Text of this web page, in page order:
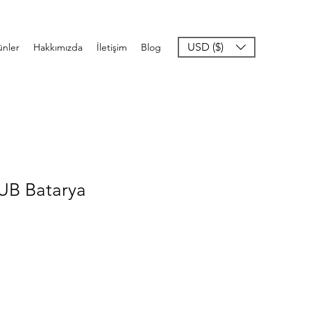
Hakkımızda İletişim Blog USD ($)
Batarya